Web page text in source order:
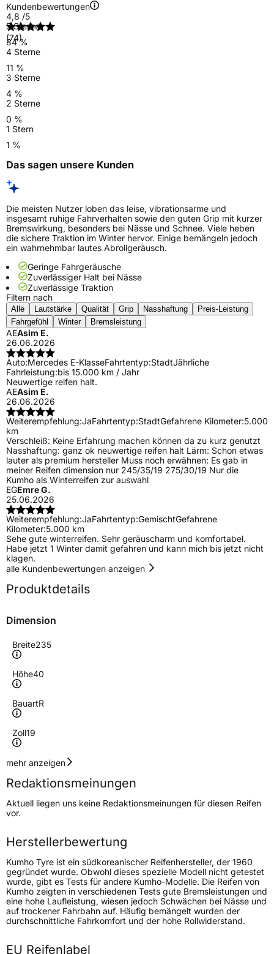
Kundenbewertungen
4,8 /5
(74)
5 Sterne
84 %
4 Sterne
11 %
3 Sterne
4 %
2 Sterne
0 %
1 Stern
1 %
Das sagen unsere Kunden
Die meisten Nutzer loben das leise, vibrationsarme und
insgesamt ruhige Fahrverhalten sowie den guten Grip mit kurzer
Bremswirkung, besonders bei Nässe und Schnee. Viele heben
die sichere Traktion im Winter hervor. Einige bemängeln jedoch
ein wahrnehmbar lautes Abrollgeräusch.
Geringe Fahrgeräusche
Zuverlässiger Halt bei Nässe
Zuverlässige Traktion
Filtern nach
Alle Lautstärke Qualität Grip Nasshaftung
Preis-Leistung
Fahrgefühl
Winter Bremsleistung
AEAsim E.
26.06.2026
Auto:Mercedes E-KlasseFahrtentyp:StadtJährliche
Fahrleistung:bis 15.000 km / Jahr
Neuwertige reifen halt.
AEAsim E.
26.06.2026
Weiterempfehlung:JaFahrtentyp:StadtGefahrene Kilometer:5.000
km
Verschleiß: Keine Erfahrung machen können da zu kurz genutzt
Nasshaftung: ganz ok neuwertige reifen halt Lärm: Schon etwas
lauter als premium hersteller Muss noch erwähnen: Es gab in
meiner Reifen dimension nur 245/35/19 275/30/19 Nur die
Kumho als Winterreifen zur auswahl
EGEmre G.
25.06.2026
Weiterempfehlung:JaFahrtentyp:GemischtGefahrene
Kilometer:5.000 km
Sehe gute winterreifen. Sehr geräuscharm und komfortabel.
Habe jetzt 1 Winter damit gefahren und kann mich bis jetzt nicht
klagen.
alle Kundenbewertungen anzeigen
Produktdetails
Dimension
Breite235
Höhe40
BauartR
Zoll19
Geschwindigkeitsindex
Höchstgeschwindigkeit
240 km/h
Lastindex96
Höchstlast710 kg
Gewicht (in kg) 11,35 kg
Generelle Merkmale
FahrzeugtypPKW
VerwendungWinterreifen
Modellname
Wintercraft WP72
mehr anzeigen
Redaktionsmeinungen
Aktuell liegen uns keine Redaktionsmeinungen für diesen Reifen
vor.
Herstellerbewertung
Kumho Tyre ist ein südkoreanischer Reifenhersteller, der 1960
gegründet wurde. Obwohl dieses spezielle Modell nicht getestet
wurde, gibt es Tests für andere Kumho-Modelle. Die Reifen von
Kumho zeigten in verschiedenen Tests gute Bremsleistungen und
eine hohe Laufleistung, wiesen jedoch Schwächen bei Nässe und
auf trockener Fahrbahn auf. Häufig bemängelt wurden der
durchschnittliche Fahrkomfort und der hohe Rollwiderstand.
EU Reifenlabel